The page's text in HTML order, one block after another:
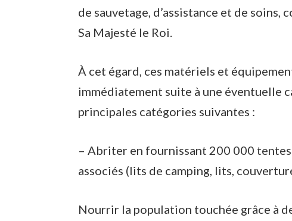
de sauvetage, d’assistance et de
Sa Majesté le Roi.
À cet égard, ces matériels et
immédiatement suite à une éventuelle
principales catégories suivantes :
– Abriter en fournissant 200 000
associés (lits de camping, lits,
Nourrir la population touchée grâce à